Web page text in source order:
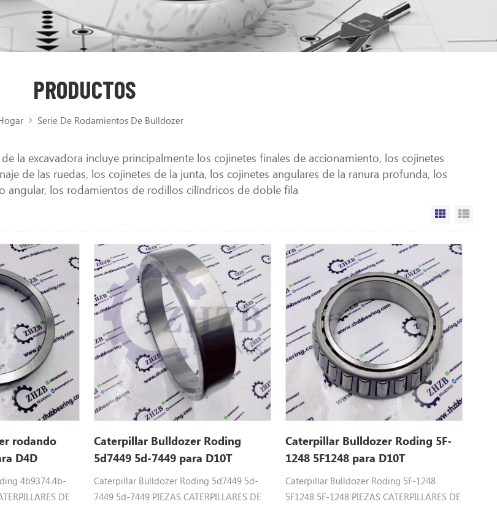
PRODUCTOS
Serie De Rodamientos De Bulldozer
la excavadora incluye principalmente los cojinetes finales de accionamiento, los cojinetes
de las ruedas, los cojinetes de la junta, los cojinetes angulares de la ranura profunda, los
angular, los rodamientos de rodillos cilíndricos de doble fila
Vista de
rodando
D4D
4b9374.4b-
DE
Caterpillar Bulldozer Roding
5d7449 5d-7449 para D10T
Caterpillar Bulldozer Roding 5d7449 5d-
7449 5d-7449 PIEZAS CATERPILLARES DE
Caterpillar Bulldozer Roding 5F-
1248 5F1248 para D10T
Caterpillar Bulldozer Roding 5F-1248
5F1248 5F-1248 PIEZAS CATERPILLARES DE